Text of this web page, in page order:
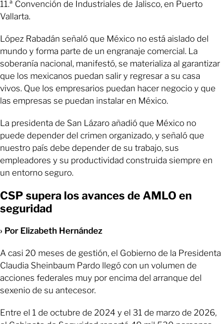
11.ª Convención de Industriales de Jalisco, en Puerto
Vallarta.
López Rabadán señaló que México no está aislado del
mundo y forma parte de un engranaje comercial. La
soberanía nacional, manifestó, se materializa al garantizar
que los mexicanos puedan salir y regresar a su casa
vivos. Que los empresarios puedan hacer negocio y que
las empresas se puedan instalar en México.
La presidenta de San Lázaro añadió que México no
puede depender del crimen organizado, y señaló que
nuestro país debe depender de su trabajo, sus
empleadores y su productividad construida siempre en
un entorno seguro.
CSP supera los avances de AMLO en
seguridad
› Por Elizabeth Hernández
A casi 20 meses de gestión, el Gobierno de la Presidenta
Claudia Sheinbaum Pardo llegó con un volumen de
acciones federales muy por encima del arranque del
sexenio de su antecesor.
Entre el 1 de octubre de 2024 y el 31 de marzo de 2026,